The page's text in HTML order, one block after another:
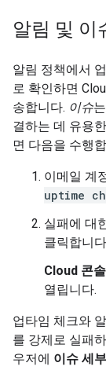
알림 및 이
알림 정책에서
로 확인하면
송합니다. 이슈
결하는 데 유용
면 다음을 수행
이메일 계
uptime
실패에 대
클릭합니
Cloud 콘솔
열립니다.
업타임 체크와
를 강제로 실패
우저에 이슈 세